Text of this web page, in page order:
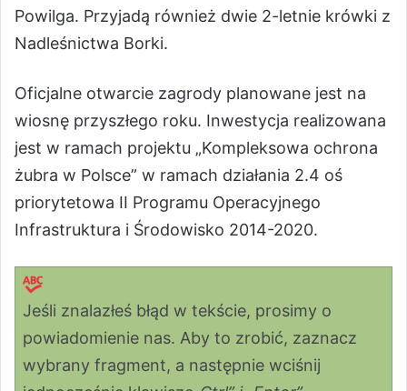
Powilga. Przyjadą również dwie 2-letnie krówki z
Nadleśnictwa Borki.
Oficjalne otwarcie zagrody planowane jest na
wiosnę przyszłego roku. Inwestycja realizowana
jest w ramach projektu „Kompleksowa ochrona
żubra w Polsce” w ramach działania 2.4 oś
priorytetowa II Programu Operacyjnego
Infrastruktura i Środowisko 2014-2020.
Jeśli znalazłeś błąd w tekście, prosimy o
powiadomienie nas. Aby to zrobić, zaznacz
wybrany fragment, a następnie wciśnij